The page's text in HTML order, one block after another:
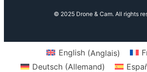
© 2025 Drone & Cam. All rights
English(Anglais)
Deutsch (Allemand)